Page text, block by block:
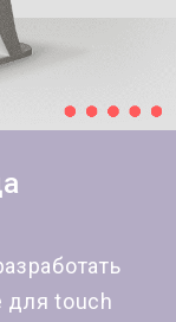
для touch